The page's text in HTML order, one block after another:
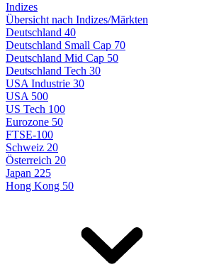
Indizes
Übersicht nach Indizes/Märkten
Deutschland 40
Deutschland Small Cap 70
Deutschland Mid Cap 50
Deutschland Tech 30
USA Industrie 30
USA 500
US Tech 100
Eurozone 50
FTSE-100
Schweiz 20
Österreich 20
Japan 225
Hong Kong 50